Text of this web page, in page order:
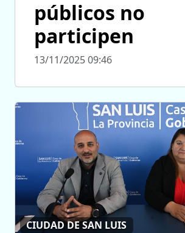
públicos no
participen
13/11/2025 09:46
CIUDAD DE SAN LUIS